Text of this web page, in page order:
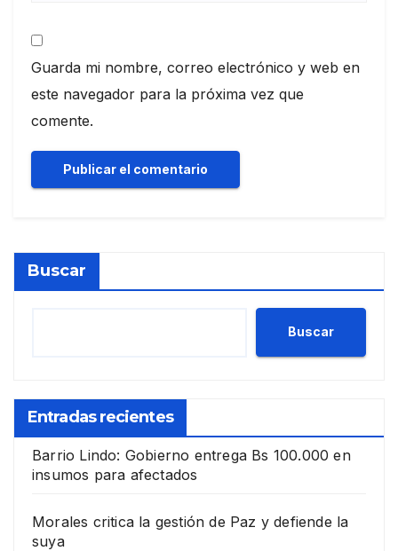
Guarda mi nombre, correo electrónico y web en
este navegador para la próxima vez que
comente.
Buscar
Buscar
Entradas recientes
Barrio Lindo: Gobierno entrega Bs 100.000 en
insumos para afectados
Morales critica la gestión de Paz y defiende la
suya